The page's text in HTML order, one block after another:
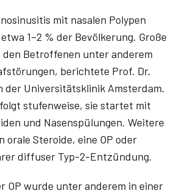
mit nasalen Polypen
1–2 % der Bevölkerung. Große
den Betroffenen unter anderem
berichtete Prof. Dr.
der Universitätsklinik Amsterdam.
stufenweise, sie startet mit
und Nasenspülungen. Weitere
orale Steroide, eine OP oder
diffuser Typ-2-Entzündung.
OP wurde unter anderem in einer